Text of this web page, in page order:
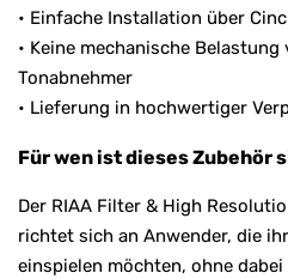
• Einfache Installation über
• Keine mechanische
Tonabnehmer
• Lieferung in hochwertiger
Für wen ist dieses Zubehör
Der RIAA Filter & High
richtet sich an Anwender, die
einspielen möchten, ohne